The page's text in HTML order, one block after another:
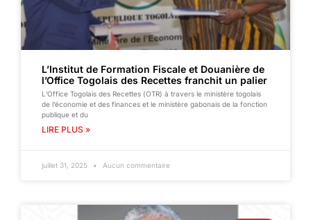
L’Institut de Formation Fiscale et Douanière de
l’Office Togolais des Recettes franchit un palier
L’Office Togolais des Recettes (OTR) à travers le ministère togolais
de l’économie et des finances et le ministère gabonais de la fonction
publique et du
LIRE PLUS »
juillet 31, 2025 Aucun commentaire